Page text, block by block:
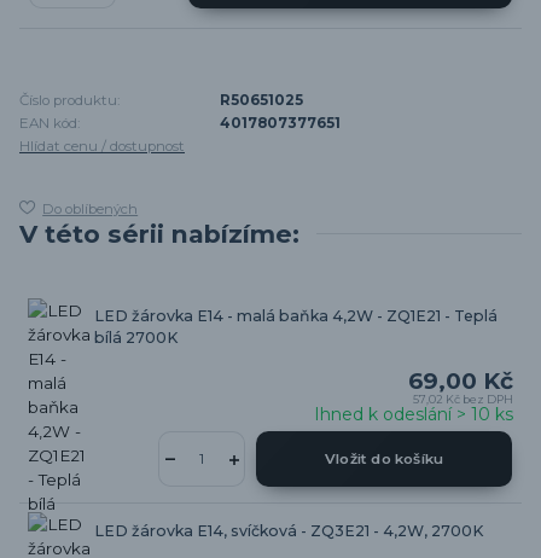
Číslo produktu:
R50651025
EAN kód:
4017807377651
Hlídat cenu / dostupnost
Do oblíbených
V této sérii nabízíme:
LED žárovka E14 - malá baňka 4,2W - ZQ1E21 - Teplá
bílá 2700K
69,00 Kč
57,02 Kč bez DPH
Ihned k odeslání > 10 ks
Vložit do košíku
LED žárovka E14, svíčková - ZQ3E21 - 4,2W, 2700K